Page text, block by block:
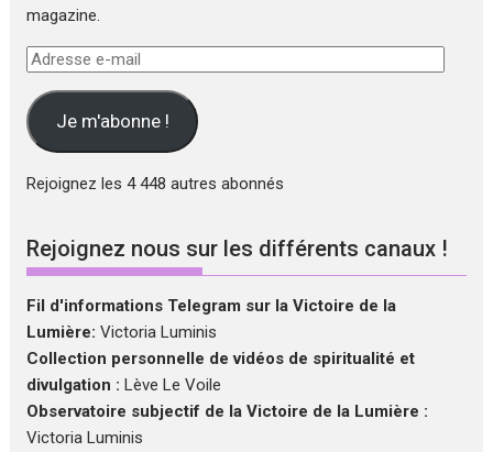
magazine.
Adresse
mail Je m'abonne !
Rejoignez les 4 448 autres abonnés
Rejoignez nous sur les différents canaux !
Fil d'informations Telegram sur la Victoire de la
Lumière: Victoria Luminis
Collection personnelle de vidéos de spiritualité et
divulgation : Lève Le Voile
Observatoire subjectif de la Victoire de la Lumière :
Victoria Luminis